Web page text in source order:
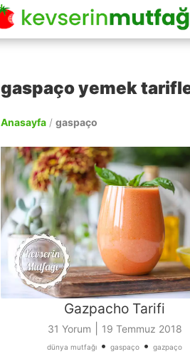
gaspaço yemek
Anasayfa / gaspaço
Gazpacho Tarifi
31 Yorum 19 Temmuz 2018
dünya mutfağı • gaspaço • gazpaço